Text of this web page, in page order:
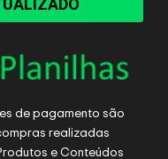
de pagamento são
realizadas
e Conteúdos